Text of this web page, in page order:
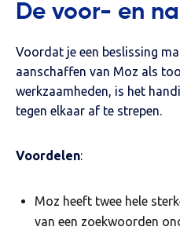
De voor- en
Voordat je een beslissing
aanschaffen van Moz als
werkzaamheden, is het
tegen elkaar af te strepen.
Voordelen:
Moz heeft twee hele
van een zoekwoorden